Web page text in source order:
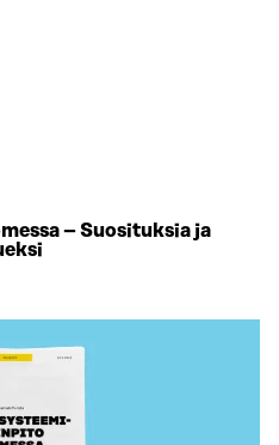
– Suosituksia ja